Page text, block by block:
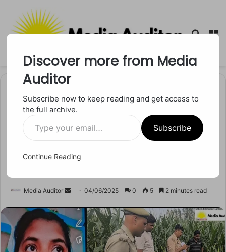
Search
अपराध
पहले गला दबाया फिर किया
Media Auditor
Send04/06/2025 0 5 2 minutes read
Discover more from Media
Auditor
Subscribe now to keep reading and get access to
the full archive.
Type
your
email…
Subscribe
Continue Reading